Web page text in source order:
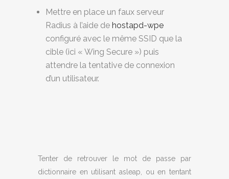
Mettre en place un faux serveur
Radius à l’aide de hostapd-wpe
configuré avec le même SSID que la
cible (ici « Wing Secure ») puis
attendre la tentative de connexion
d’un utilisateur.
Tenter de retrouver le mot de passe par
dictionnaire en utilisant asleap, ou en tentant